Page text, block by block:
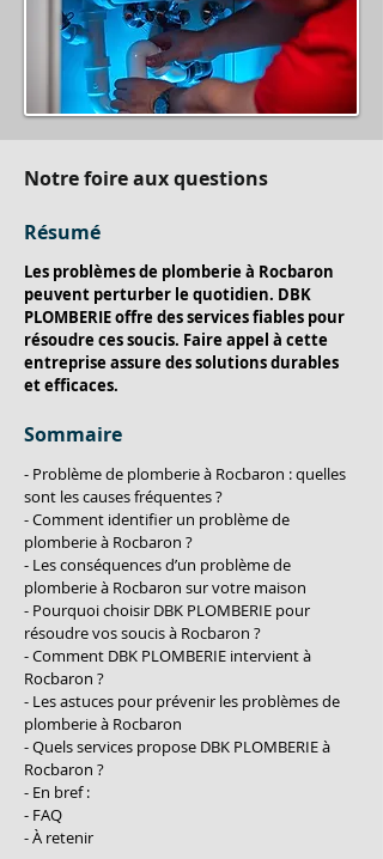
Notre foire aux questions
Résumé
Les problèmes de plomberie à Rocbaron
peuvent perturber le quotidien. DBK
PLOMBERIE offre des services fiables pour
résoudre ces soucis. Faire appel à cette
entreprise assure des solutions durables
et efficaces.
Sommaire
- Problème de plomberie à Rocbaron : quelles
sont les causes fréquentes ?
- Comment identifier un problème de
plomberie à Rocbaron ?
- Les conséquences d’un problème de
plomberie à Rocbaron sur votre maison
- Pourquoi choisir DBK PLOMBERIE pour
résoudre vos soucis à Rocbaron ?
- Comment DBK PLOMBERIE intervient à
Rocbaron ?
- Les astuces pour prévenir les problèmes de
plomberie à Rocbaron
- Quels services propose DBK PLOMBERIE à
Rocbaron ?
- En bref :
- FAQ
- À retenir